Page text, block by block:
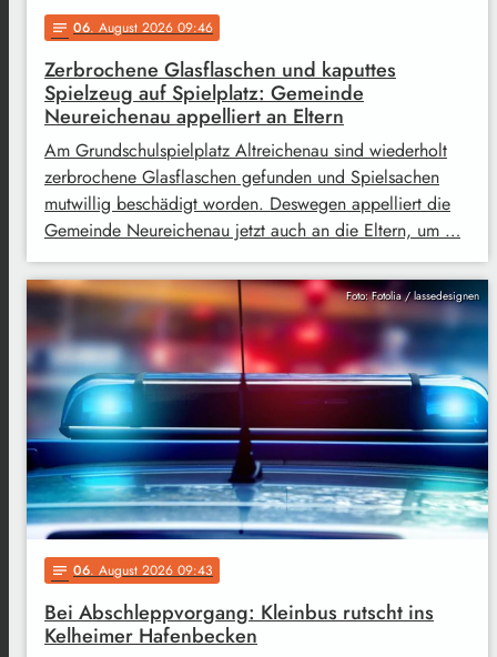
notes 06. August 2026 09:46
Zerbrochene Glasflaschen und kaputtes
Spielzeug auf Spielplatz: Gemeinde
Neureichenau appelliert an Eltern
Am Grundschulspielplatz Altreichenau sind wiederholt
zerbrochene Glasflaschen gefunden und Spielsachen
mutwillig beschädigt worden. Deswegen appelliert die
Gemeinde Neureichenau jetzt auch an die Eltern, um …
Foto: Fotolia / lassedesignen
notes 06. August 2026 09:43
Bei Abschleppvorgang: Kleinbus rutscht ins
Kelheimer Hafenbecken